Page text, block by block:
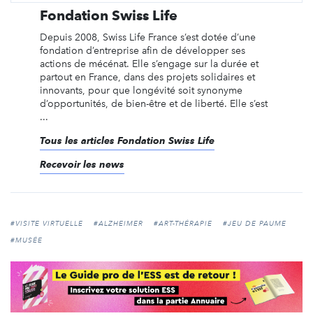
Fondation Swiss Life
Depuis 2008, Swiss Life France s’est dotée d’une
fondation d’entreprise afin de développer ses
actions de mécénat. Elle s’engage sur la durée et
partout en France, dans des projets solidaires et
innovants, pour que longévité soit synonyme
d’opportunités, de bien-être et de liberté. Elle s’est
...
Tous les articles Fondation Swiss Life
Recevoir les news
#VISITE VIRTUELLE #ALZHEIMER #ART-THÉRAPIE
#JEU DE PAUME
#MUSÉE